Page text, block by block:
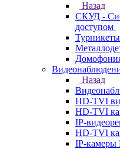
Назад
СКУД -
доступом
Турникеты
Назад
HD-TVI
HD-TVI
IP-
HD-TVI
IP-камеры